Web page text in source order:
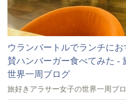
ウランバートルでランチに
賛ハンバーガー食べてみた -
世界一周ブログ
旅好きアラサー女子の世界一周ブ